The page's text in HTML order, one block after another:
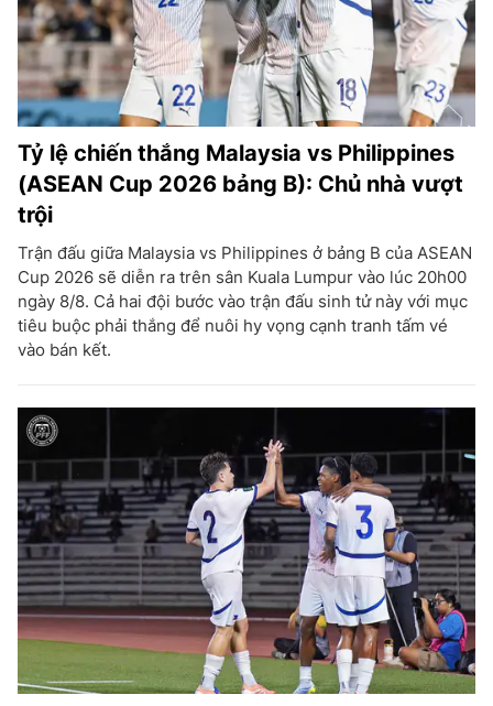
Tỷ lệ chiến thắng Malaysia vs Philippines
(ASEAN Cup 2026 bảng B): Chủ nhà vượt
trội
Trận đấu giữa Malaysia vs Philippines ở bảng B của ASEAN
Cup 2026 sẽ diễn ra trên sân Kuala Lumpur vào lúc 20h00
ngày 8/8. Cả hai đội bước vào trận đấu sinh tử này với mục
tiêu buộc phải thắng để nuôi hy vọng cạnh tranh tấm vé
vào bán kết.